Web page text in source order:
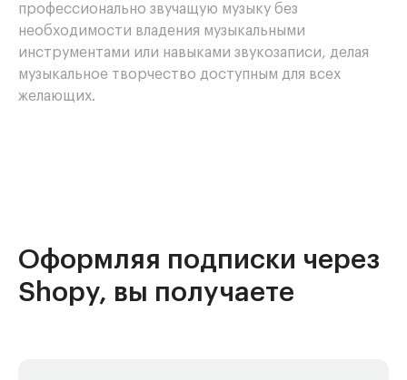
профессионально звучащую музыку без
необходимости владения музыкальными
инструментами или навыками звукозаписи, делая
музыкальное творчество доступным для всех
желающих.
Оформляя подписки через
Shopy, вы получаете